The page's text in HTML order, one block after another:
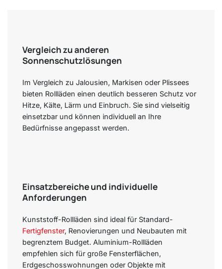
Vergleich zu anderen
Sonnenschutzlösungen
Im Vergleich zu Jalousien, Markisen oder Plissees
bieten Rollläden einen deutlich besseren Schutz vor
Hitze, Kälte, Lärm und Einbruch. Sie sind vielseitig
einsetzbar und können individuell an Ihre
Bedürfnisse angepasst werden.
Einsatzbereiche und individuelle
Anforderungen
Kunststoff-Rollläden sind ideal für Standard-
Fertigfenster, Renovierungen und Neubauten mit
begrenztem Budget. Aluminium-Rollläden
empfehlen sich für große Fensterflächen,
Erdgeschosswohnungen oder Objekte mit